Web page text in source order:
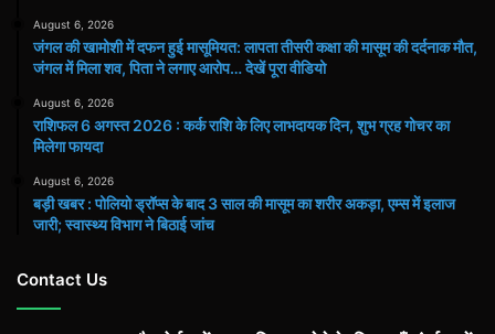
August 6, 2026
जंगल की खामोशी में दफन हुई मासूमियत: लापता तीसरी कक्षा की मासूम की दर्दनाक मौत,
जंगल में मिला शव, पिता ने लगाए आरोप… देखें पूरा वीडियो
August 6, 2026
राशिफल 6 अगस्त 2026 : कर्क राशि के लिए लाभदायक दिन, शुभ ग्रह गोचर का
मिलेगा फायदा
August 6, 2026
बड़ी खबर : पोलियो ड्रॉप्स के बाद 3 साल की मासूम का शरीर अकड़ा, एम्स में इलाज
जारी; स्वास्थ्य विभाग ने बिठाई जांच
Contact Us